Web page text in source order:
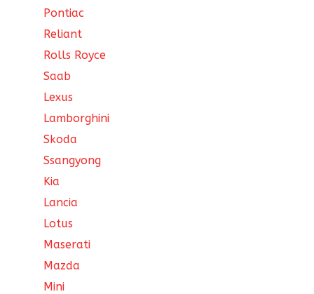
Pontiac
Reliant
Rolls Royce
Saab
Lexus
Lamborghini
Skoda
Ssangyong
Kia
Lancia
Lotus
Maserati
Mazda
Mini